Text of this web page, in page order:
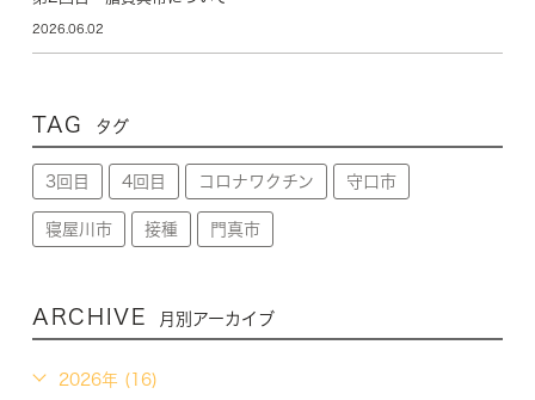
2026.06.02
TAG タグ
3回目 4回目 コロナワクチン 守口市
寝屋川市 接種 門真市
ARCHIVE 月別アーカイブ
2026年 (16)